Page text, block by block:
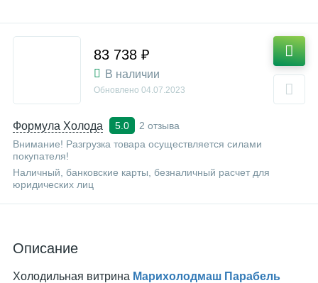
Формула Холода 5.0
2 отзыва
Внимание! Разгрузка товара осуществляется силами
покупателя!
Наличный, банковские карты, безналичный расчет для
юридических лиц
83 738 ₽
В наличии
Обновлено 04.07.2023
Описание
Холодильная витрина Марихолодмаш Парабель